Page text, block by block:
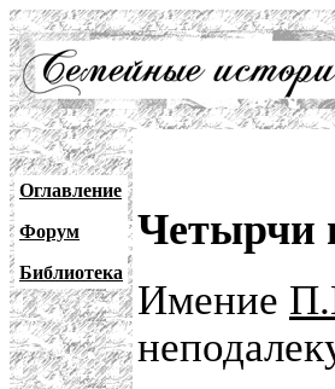
Оглавление
Форум
Библиотека
Четырчи
Имение